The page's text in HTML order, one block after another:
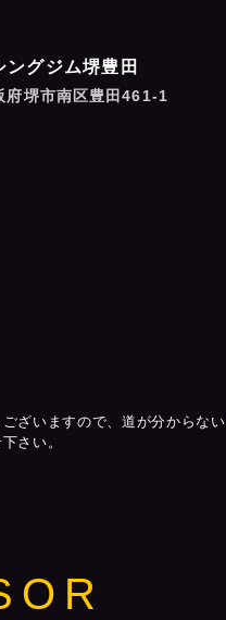
ングジム堺豊田
堺市南区豊田461-1
ざいますので、道が分からな
さい。